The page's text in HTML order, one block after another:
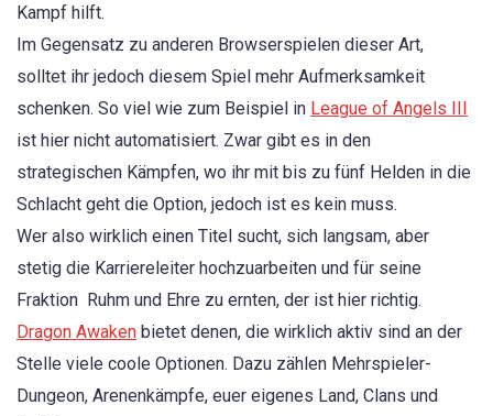
Kampf hilft.
Im Gegensatz zu anderen Browserspielen dieser Art,
solltet ihr jedoch diesem Spiel mehr Aufmerksamkeit
schenken. So viel wie zum Beispiel in League of Angels III
ist hier nicht automatisiert. Zwar gibt es in den
strategischen Kämpfen, wo ihr mit bis zu fünf Helden in die
Schlacht geht die Option, jedoch ist es kein muss.
Wer also wirklich einen Titel sucht, sich langsam, aber
stetig die Karriereleiter hochzuarbeiten und für seine
Fraktion Ruhm und Ehre zu ernten, der ist hier richtig.
Dragon Awaken bietet denen, die wirklich aktiv sind an der
Stelle viele coole Optionen. Dazu zählen Mehrspieler-
Dungeon, Arenenkämpfe, euer eigenes Land, Clans und